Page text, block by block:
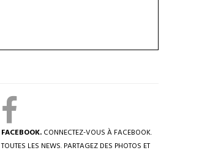
FACEBOOK.CONNECTEZ-VOUS À FACEBOOK.
TOUTES LES NEWS. PARTAGEZ DES PHOTOS ET